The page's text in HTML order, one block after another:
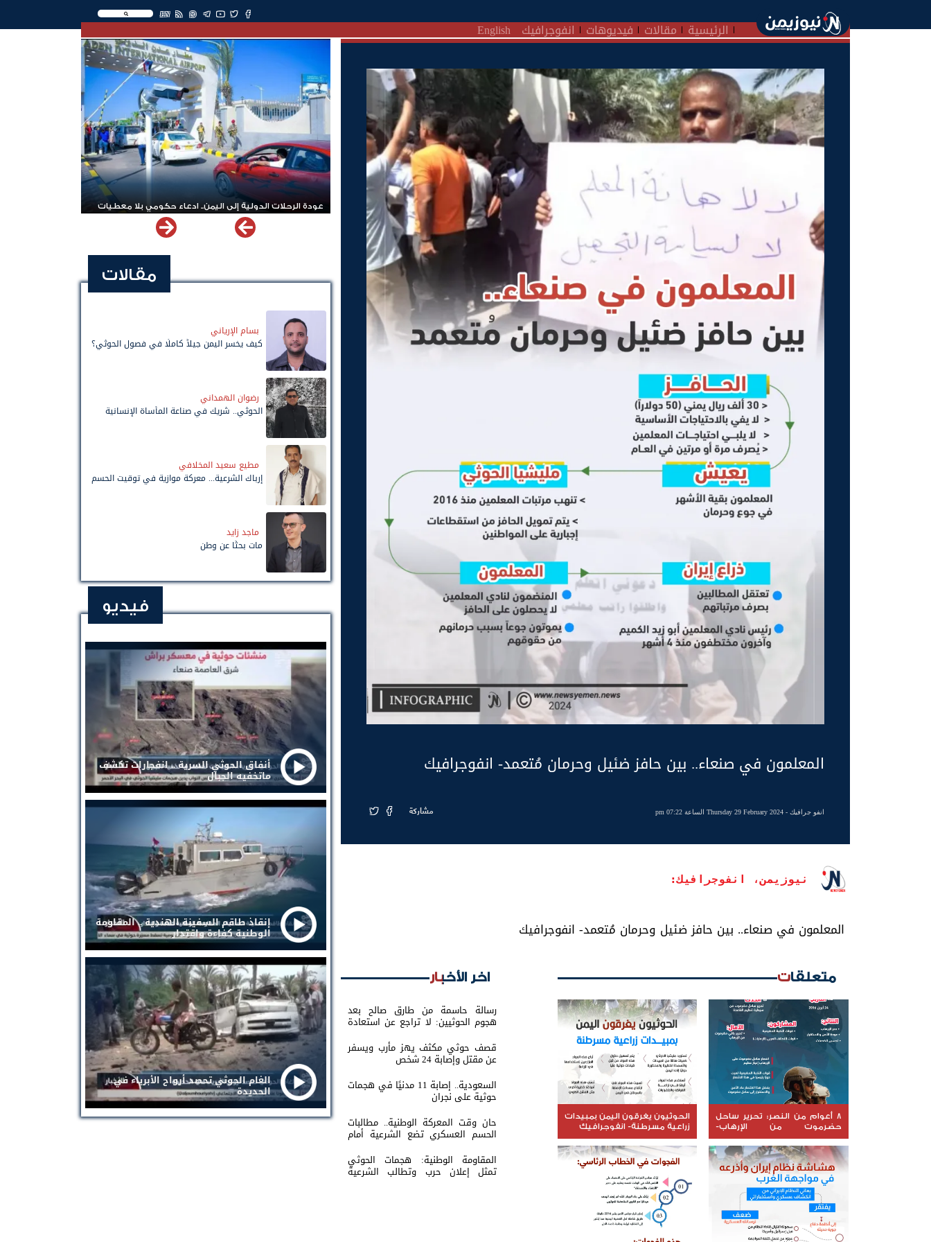
EN
الرئيسية مقالات فيديوهات انفوجرافيك English
المعلمون في صنعاء.. بين حافز ضئيل وحرمان مُتعمد- انفوجرافيك
انفو جرافيك- Thursday 29 February 2024 الساعة 07:22 pm مشاركة
نيوزيمن، انفوجرافيك:
المعلمون في صنعاء.. بين حافز ضئيل وحرمان مُتعمد- انفوجرافيك
متعلقات
8 أعوام من النصر: تحرير ساحل
حضرموت من الإرهاب-
انفوجرافيك
الحوثيون يغرقون اليمن بمبيدات
زراعية مسرطنة- انفوجرافيك
اخر الأخبار
رسالة حاسمة من طارق صالح بعد
هجوم الحوثيين: لا تراجع عن استعادة
الدولة
قصف حوثي مكثف يهز مأرب ويسفر
عن مقتل وإصابة 24 شخص
السعودية.. إصابة 11 مدنيًا في هجمات
حوثية على نجران
حان وقت المعركة الوطنية.. مطالبات
الحسم العسكري تضع الشرعية أمام
اختبار القرار
المقاومة الوطنية: هجمات الحوثي
تمثل إعلان حرب وتطالب الشرعية
بتحريك الجبهات
عودة الرحلات الدولية إلى اليمن.. ادعاء حكومي بلا معطيات
مقالات
بسام الإرياني
كيف يخسر اليمن جيلاً كاملًا في فصول الحوثي؟
رضوان الهمداني
الحوثي.. شريك في صناعة المأساة الإنسانية
مطيع سعيد المخلافي
إرباك الشرعية... معركة موازية في توقيت الحسم
ماجد زايد
مات بحثًا عن وطن
فيديو
أنفاق الحوثي السرية .. انفجارات تكشف
ماتخفيه الجبال
إنقاذ طاقم السفينة الهندية .. المقاومة
الوطنية كفاءة واقتدار
الغام الحوثي تحصد أرواح الأبرياء في
الحديدة